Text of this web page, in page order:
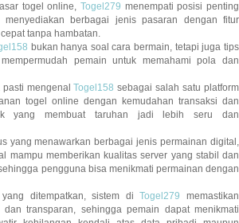
togel online, Togel279 menempati posisi penting
berbagai jenis pasaran dengan fitur
tanpa hambatan.
bukan hanya soal cara bermain, tetapi juga tips
pemain untuk memahami pola dan
pasti mengenalTogel158 sebagai salah satu platform
togel online dengan kemudahan transaksi dan
yang membuat taruhan jadi lebih seru dan
yang menawarkan berbagai jenis permainan digital,
mampu memberikan kualitas server yang stabil dan
pengguna bisa menikmati permainan dengan
yang ditempatkan, sistem diTogel279 memastikan
transparan, sehingga pemain dapat menikmati